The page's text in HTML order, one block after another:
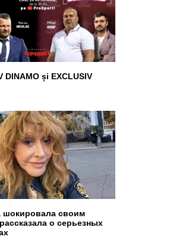
DINAMO și EXCLUSIV
шокировала своим
о серьезных